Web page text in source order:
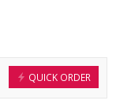
QUICK ORDER